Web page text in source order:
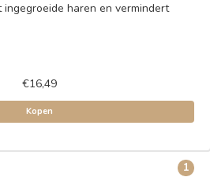
haren en vermindert
€16,49
Kopen
1